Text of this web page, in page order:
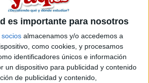
es importante para nosotros
socios almacenamos y/o accedemos a
como cookies, y procesamos
identificadores únicos e información
un dispositivo para publicidad y contenido
de publicidad y contenido,
Presencial |
en
y Molecular
(Universidad Pública)
información ¡GRATIS!